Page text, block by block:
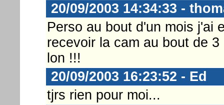
20/09/2003 14:34:33 -
Perso au bout d'un mois j'ai
recevoir la cam au bout de
lon !!!
20/09/2003 16:23:52 - Ed
tjrs rien pour moi...